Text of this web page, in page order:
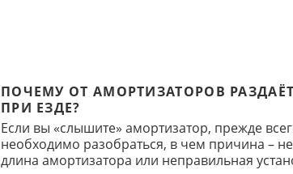
ПОЧЕМУ ОТ АМОРТИЗАТОРОВ
ПРИ ЕЗДЕ?
Если вы «слышите» амортизатор, прежде
необходимо разобраться, в чем причина –
длина амортизатора или неправильная